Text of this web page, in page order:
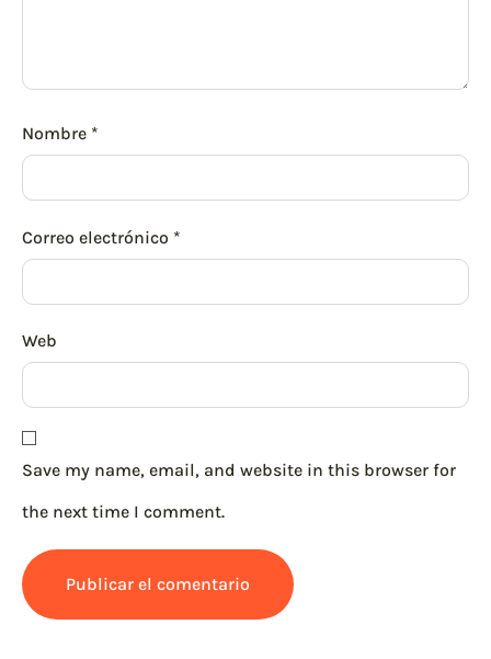
Nombre *
Correo electrónico *
Web
Save my name, email, and website in this browser for
the next time I comment.